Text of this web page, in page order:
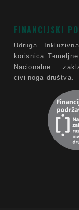
FINANCIJSKI
Udruga
korisnica
Nacionalne
civilnoga društva.